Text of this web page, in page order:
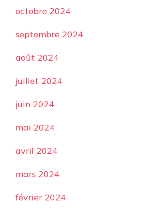
octobre 2024
septembre 2024
août 2024
juillet 2024
juin 2024
mai 2024
avril 2024
mars 2024
février 2024